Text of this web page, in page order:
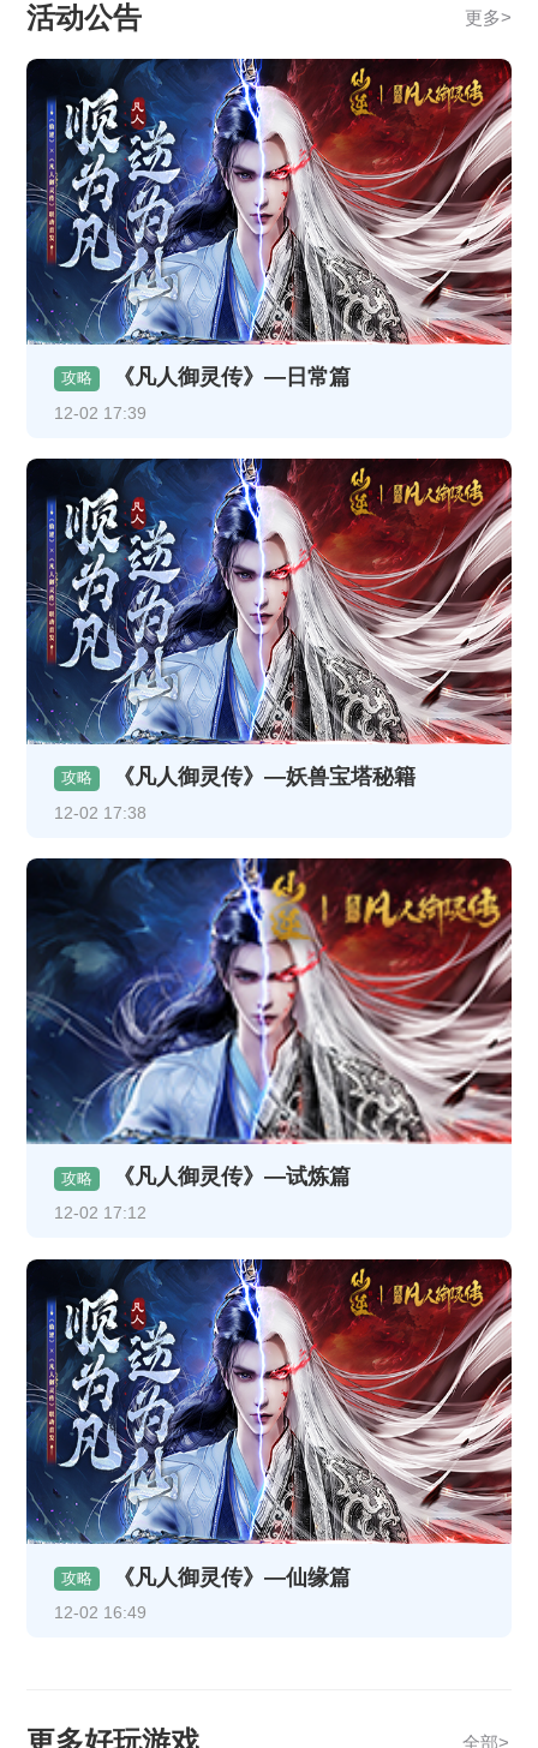
活动公告 更多>
攻略 《凡人御灵传》—日常篇
12-02 17:39
攻略 《凡人御灵传》—妖兽宝塔秘籍
12-02 17:38
攻略 《凡人御灵传》—试炼篇
12-02 17:12
攻略 《凡人御灵传》—仙缘篇
12-02 16:49
全部>